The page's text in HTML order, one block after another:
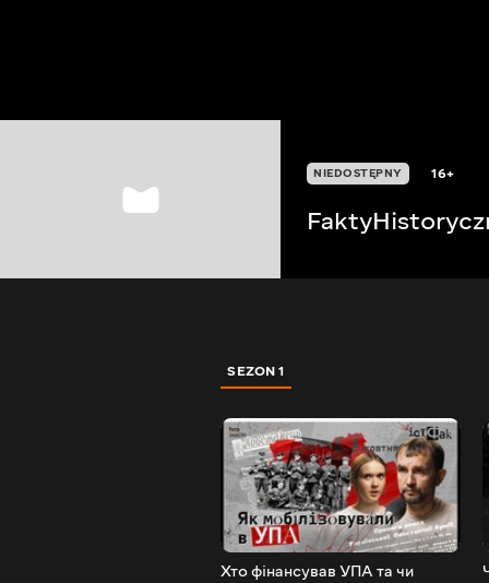
NIEDOSTĘPNY 16+
SEZON 1
Хто фінансував УПА та чи